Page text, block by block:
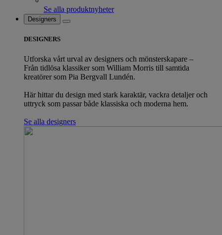
Se alla produktnyheter
Designers
DESIGNERS
Utforska vårt urval av designers och mönsterskapare –
Från tidlösa klassiker som William Morris till samtida
kreatörer som Pia Bergvall Lundén.
Här hittar du design med stark karaktär, vackra detaljer och
uttryck som passar både klassiska och moderna hem.
Se alla designers